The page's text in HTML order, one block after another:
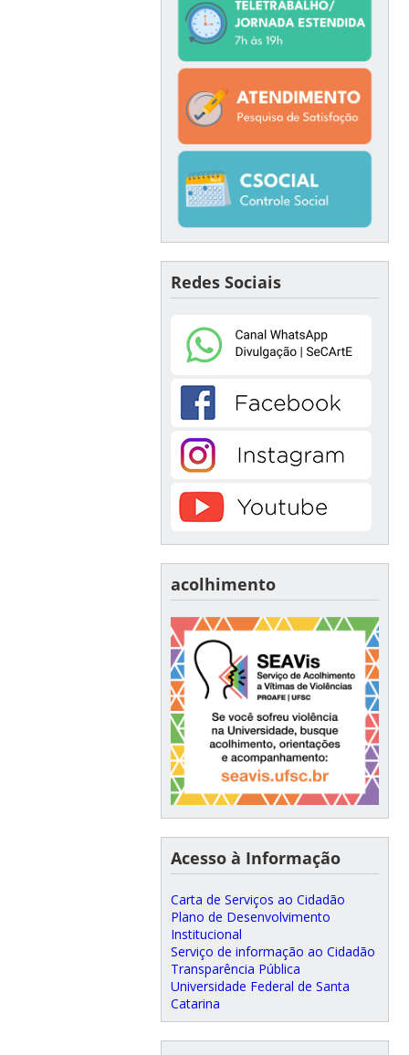
Redes Sociais
acolhimento
Acesso à Informação
Carta de Serviços ao Cidadão
Plano de Desenvolvimento
Institucional
Serviço de informação ao Cidadão
Transparência Pública
Universidade Federal de Santa
Catarina